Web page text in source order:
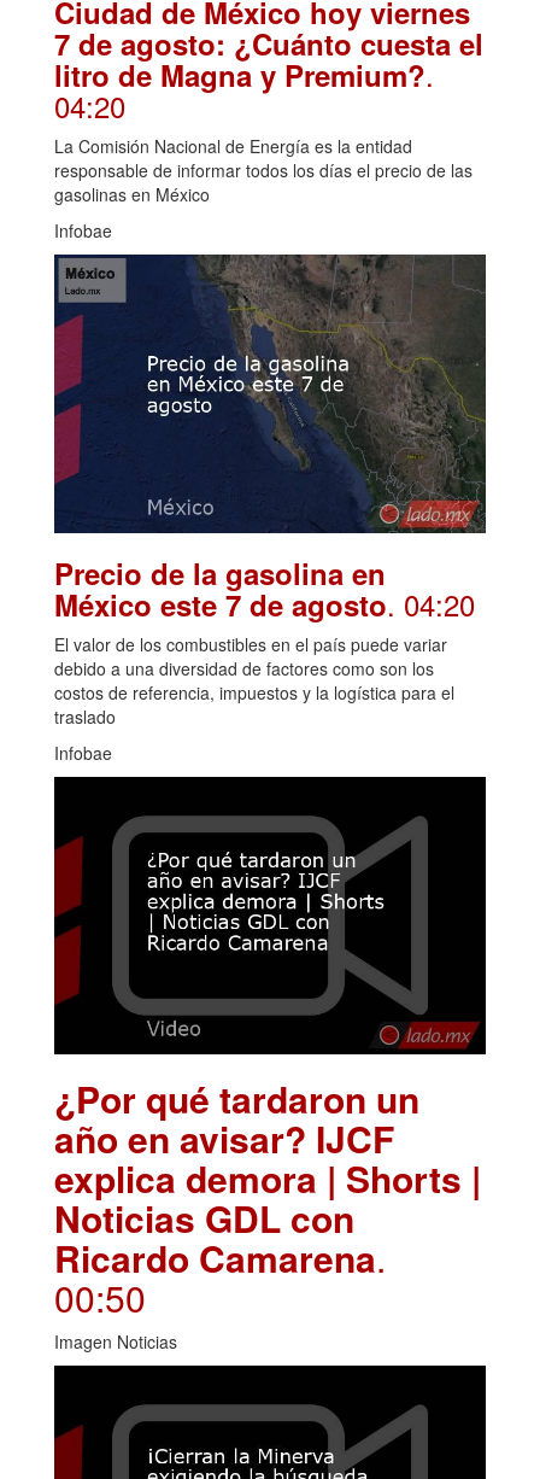
Ciudad de México hoy viernes
7 de agosto: ¿Cuánto cuesta el
litro de Magna y Premium?.
04:20
La Comisión Nacional de Energía es la entidad
responsable de informar todos los días el precio de las
gasolinas en México
Infobae
Precio de la gasolina en
México este 7 de agosto. 04:20
El valor de los combustibles en el país puede variar
debido a una diversidad de factores como son los
costos de referencia, impuestos y la logística para el
traslado
Infobae
¿Por qué tardaron un
año en avisar? IJCF
explica demora | Shorts |
Noticias GDL con
Ricardo Camarena.
00:50
Imagen Noticias